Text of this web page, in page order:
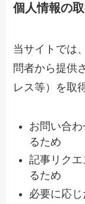
個人情報の
当サイトでは
問者から提供
レス等）を取
お問い合
るため
記事リク
るため
必要に応